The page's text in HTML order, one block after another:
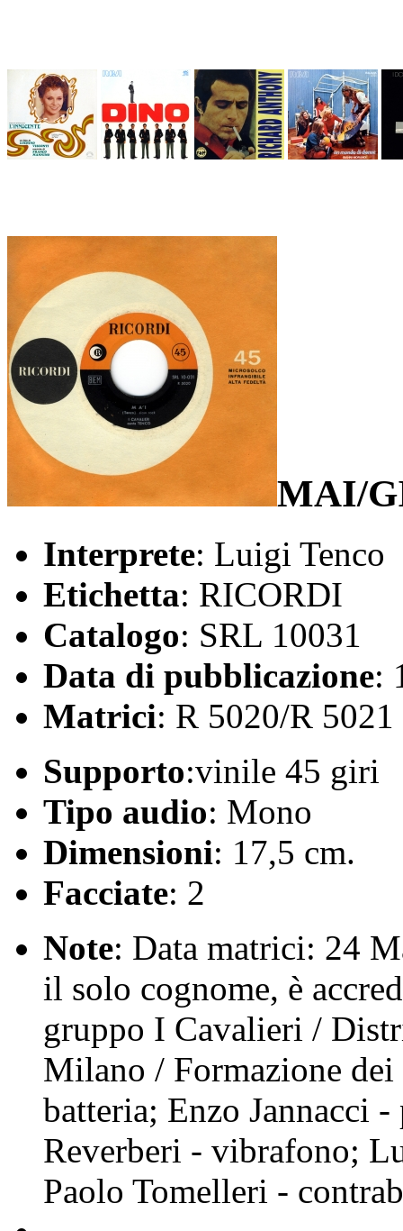
MAI/
Interprete: Luigi Tenco
Etichetta: RICORDI
Catalogo: SRL 10031
Data di pubblicazione:
Matrici: R 5020/R 5021
Supporto:vinile 45 giri
Tipo audio: Mono
Dimensioni: 17,5 cm.
Facciate: 2
Note: Data matrici: 24
il solo cognome, è
gruppo I Cavalieri /
Milano / Formazione
batteria; Enzo Jannacci
Reverberi - vibrafono;
Paolo Tomelleri -